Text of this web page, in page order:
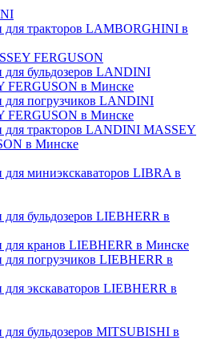
для тракторов LAMBORGHINI в
FERGUSON
для бульдозеров LANDINI
FERGUSON в Минске
для погрузчиков LANDINI
FERGUSON в Минске
для тракторов LANDINI MASSEY
в Минске
для миниэкскаваторов LIBRA в
для бульдозеров LIEBHERR в
для кранов LIEBHERR в Минске
для погрузчиков LIEBHERR в
для экскаваторов LIEBHERR в
для бульдозеров MITSUBISHI в